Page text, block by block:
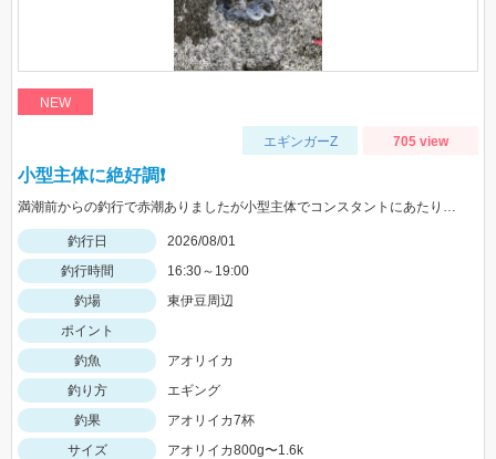
NEW
エギンガーZ 705 view
小型主体に絶好調❗️
満潮前からの釣行で赤潮ありましたが小型主体でコンスタントにあたりがありました
釣行日
2026/08/01
釣行時間
16:30～19:00
釣場
東伊豆周辺
ポイント
釣魚
アオリイカ
釣り方
エギング
釣果
アオリイカ7杯
サイズ
アオリイカ800g〜1.6k